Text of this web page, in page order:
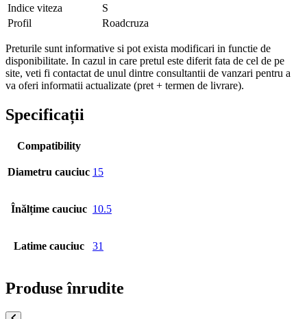
Indice viteza
S
Profil
Roadcruza
Preturile sunt informative si pot exista modificari in functie de
disponibilitate. In cazul in care pretul este diferit fata de cel de pe
site, veti fi contactat de unul dintre consultantii de vanzari pentru a
va oferi informatii actualizate (pret + termen de livrare).
Specificații
Compatibility
Diametru cauciuc 15
Înălțime cauciuc 10.5
Latime cauciuc 31
Produse înrudite